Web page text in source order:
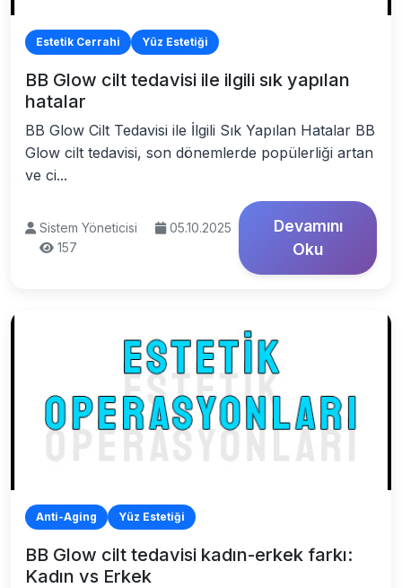
Estetik Cerrahi Yüz Estetiği
BB Glow cilt tedavisi ile ilgili sık yapılan
hatalar
BB Glow Cilt Tedavisi ile İlgili Sık Yapılan Hatalar BB
Glow cilt tedavisi, son dönemlerde popülerliği artan
ve ci...
Sistem Yöneticisi
05.10.2025
157
Devamını
Oku
Anti-Aging Yüz Estetiği
BB Glow cilt tedavisi kadın-erkek farkı:
Kadın vs Erkek